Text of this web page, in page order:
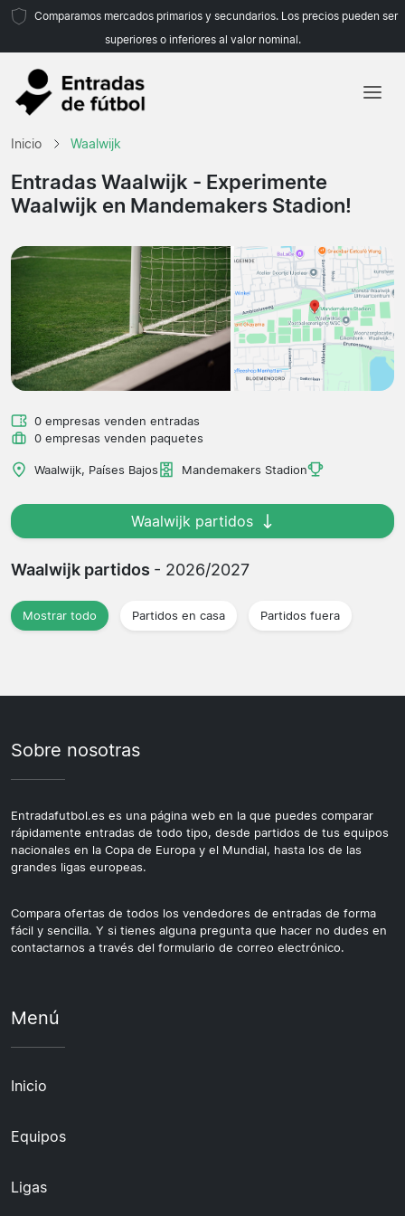
Comparamos mercados primarios y secundarios. Los precios pueden ser
superiores o inferiores al valor nominal.
Equipos
Ligas
Inicio Waalwijk
Entradas Waalwijk - Experimente
Waalwijk en Mandemakers Stadion!
0 empresas venden entradas
0 empresas venden paquetes
Waalwijk, Países Bajos Mandemakers Stadion
Waalwijk partidos
Waalwijk partidos - 2026/2027
Mostrar todo Partidos en casa Partidos fuera
Sobre nosotras
Entradafutbol.es es una página web en la que puedes comparar
rápidamente entradas de todo tipo, desde partidos de tus equipos
nacionales en la Copa de Europa y el Mundial, hasta los de las
grandes ligas europeas.
Compara ofertas de todos los vendedores de entradas de forma
fácil y sencilla. Y si tienes alguna pregunta que hacer no dudes en
contactarnos a través del formulario de correo electrónico.
Menú
Inicio
Equipos
Ligas